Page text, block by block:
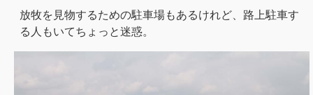
放牧を見物するための駐車場もあるけれど、路上駐車す
る人もいてちょっと迷惑。